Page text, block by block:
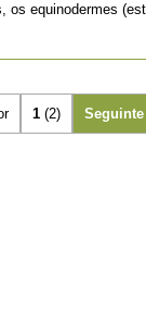
os equinodermes
1 (2) Seguinte